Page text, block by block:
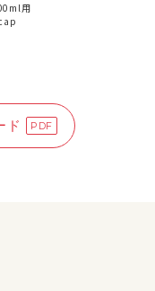
用
ド